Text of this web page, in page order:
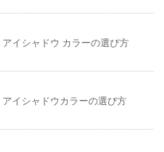
イシャドウ カラーの選び方
イシャドウカラーの選び方